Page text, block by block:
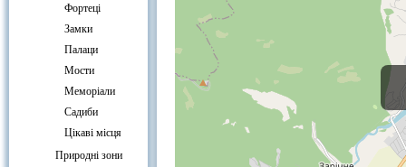
Фортеці
Замки
Палаци
Мости
Меморіали
Садиби
Цікаві місця
Природні зони